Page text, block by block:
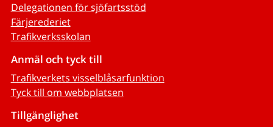
Delegationen för sjöfartsstöd
Färjerederiet
Trafikverksskolan
Anmäl och tyck till
Trafikverkets visselblåsarfunktion
Tyck till om webbplatsen
Tillgänglighet